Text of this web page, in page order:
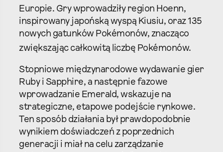
Europie. Gry wprowadziły region Hoenn,
inspirowany japońską wyspą Kiusiu, oraz 135
nowych gatunków Pokémonów, znacząco
zwiększając całkowitą liczbę Pokémonów.
Stopniowe międzynarodowe wydawanie gier
Ruby i Sapphire, a następnie fazowe
wprowadzanie Emerald, wskazuje na
strategiczne, etapowe podejście rynkowe.
Ten sposób działania był prawdopodobnie
wynikiem doświadczeń z poprzednich
generacji i miał na celu zarządzanie